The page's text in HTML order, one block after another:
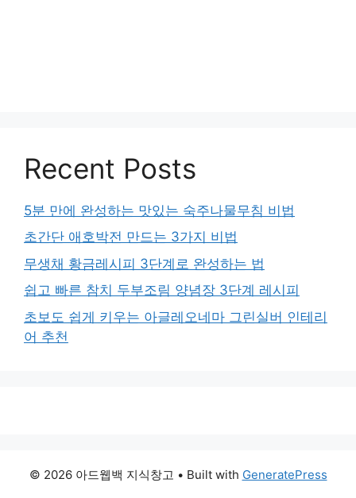
Recent Posts
5분 만에 완성하는 맛있는 숙주나물무침 비법
초간단 애호박전 만드는 3가지 비법
무생채 황금레시피 3단계로 완성하는 법
쉽고 빠른 참치 두부조림 양념장 3단계 레시피
초보도 쉽게 키우는 아글레오네마 그린실버 인테리
어 추천
© 2026 아드웹백 지식창고 • Built with GeneratePress